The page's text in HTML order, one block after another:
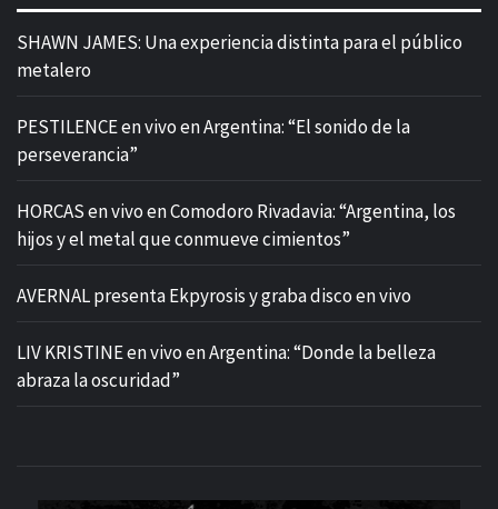
SHAWN JAMES: Una experiencia distinta para el público
metalero
PESTILENCE en vivo en Argentina: “El sonido de la
perseverancia”
HORCAS en vivo en Comodoro Rivadavia: “Argentina, los
hijos y el metal que conmueve cimientos”
AVERNAL presenta Ekpyrosis y graba disco en vivo
LIV KRISTINE en vivo en Argentina: “Donde la belleza
abraza la oscuridad”